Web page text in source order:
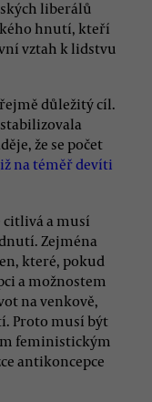
liberálů
hnutí, kteří
vztah k lidstvu
důležitý cíl.
že se počet
na téměř devíti
citlivá a musí
Zejména
které, pokud
a možnostem
na venkově,
Proto musí být
feministickým
antikoncepce